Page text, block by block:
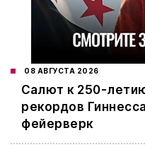
08 АВГУСТА 2026
Салют к 250-
рекордов
фейерверк